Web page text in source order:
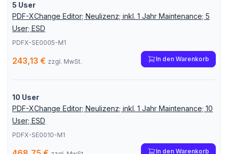
5 User
PDF-XChange Editor; Neulizenz; inkl. 1 Jahr Maintenance; 5
User; ESD
PDFX-SE0005-M1
243,13 € zzgl. MwSt. In den Warenkorb
10 User
PDF-XChange Editor; Neulizenz; inkl. 1 Jahr Maintenance; 10
User; ESD
PDFX-SE0010-M1
In den Warenkorb